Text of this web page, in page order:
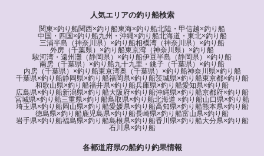
人気エリアの釣り船検索
関東×釣り船関西×釣り船東海×釣り船北陸・甲信越×釣り船
中国・四国×釣り船九州・沖縄×釣り船北海道・東北×釣り船
三浦半島（神奈川県）×釣り船相模湾（神奈川県）×釣り船
外房（千葉県）×釣り船東京湾（神奈川県）×釣り船
駿河湾・遠州灘（静岡県）×釣り船伊豆半島（静岡県）×釣り船
南房（千葉県）×釣り船九十九里・銚子（千葉県）×釣り船
内房（千葉県）×釣り船東京湾奥（千葉県）×釣り船神奈川県×釣り船
千葉県×釣り船静岡県×釣り船福岡県×釣り船茨城県×釣り船東京都×釣り船
和歌山県×釣り船福井県×釣り船兵庫県×釣り船愛知県×釣り船
広島県×釣り船新潟県×釣り船大阪府×釣り船沖縄県×釣り船京都府×釣り船
宮城県×釣り船三重県×釣り船鳥取県×釣り船北海道 ×釣り船山口県×釣り船
埼玉県×釣り船岡山県×釣り船愛媛県×釣り船高知県×釣り船熊本県×釣り船
徳島県×釣り船鹿児島県×釣り船長崎県×釣り船富山県×釣り船
岩手県×釣り船福島県×釣り船島根県×釣り船香川県×釣り船大分県×釣り船
石川県×釣り船
各都道府県の船釣り釣果情報